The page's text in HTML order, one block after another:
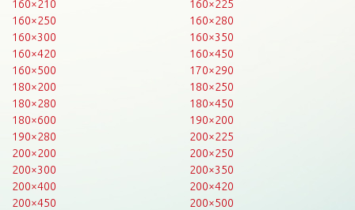
160×210
160×225
160×250
160×280
160×300
160×350
160×420
160×450
160×500
170×290
180×200
180×250
180×280
180×450
180×600
190×200
190×280
200×225
200×200
200×250
200×300
200×350
200×400
200×420
200×450
200×500